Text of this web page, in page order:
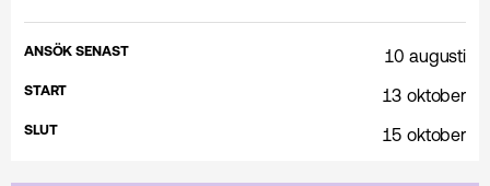
ANSÖK SENAST 10 augusti
START 13 oktober
SLUT 15 oktober